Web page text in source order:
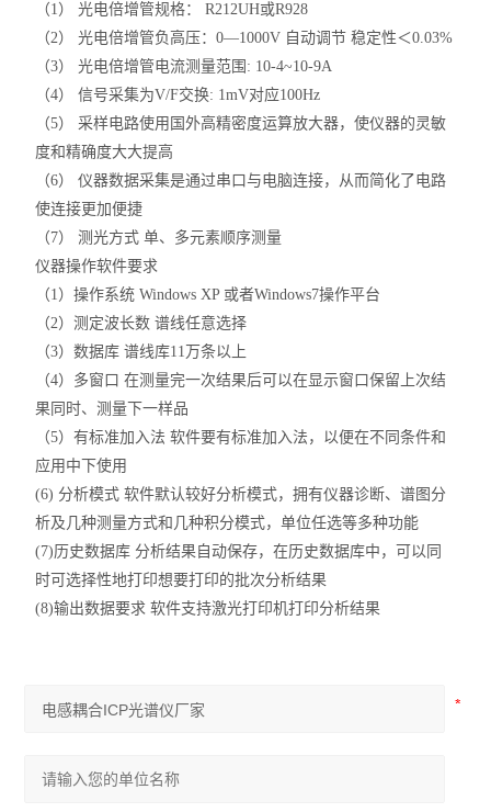
（1） 光电倍增管规格： R212UH或R928
（2） 光电倍增管负高压：0—1000V 自动调节 稳定性＜0.03%
（3） 光电倍增管电流测量范围: 10-4~10-9A
（4） 信号采集为V/F交换: 1mV对应100Hz
（5） 采样电路使用国外高精密度运算放大器，使仪器的灵敏
度和精确度大大提高
（6） 仪器数据采集是通过串口与电脑连接，从而简化了电路
使连接更加便捷
（7） 测光方式 单、多元素顺序测量
仪器操作软件要求
（1）操作系统 Windows XP 或者Windows7操作平台
（2）测定波长数 谱线任意选择
（3）数据库 谱线库11万条以上
（4）多窗口 在测量完一次结果后可以在显示窗口保留上次结
果同时、测量下一样品
（5）有标准加入法 软件要有标准加入法，以便在不同条件和
应用中下使用
(6) 分析模式 软件默认较好分析模式，拥有仪器诊断、谱图分
析及几种测量方式和几种积分模式，单位任选等多种功能
(7)历史数据库 分析结果自动保存，在历史数据库中，可以同
时可选择性地打印想要打印的批次分析结果
(8)输出数据要求 软件支持激光打印机打印分析结果